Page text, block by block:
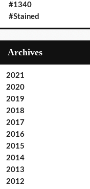
#1340
#Stained
Archives
2021
2020
2019
2018
2017
2016
2015
2014
2013
2012